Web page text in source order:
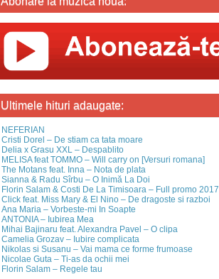
Ultimele hituri adaugate:
NEFERIAN
Cristi Dorel – De stiam ca tata moare
Delia x Grasu XXL – Despablito
MELISA feat TOMMO – Will carry on [Versuri romana]
The Motans feat. Inna – Nota de plata
Sianna & Radu Sîrbu – O Inimă La Doi
Florin Salam & Costi De La Timisoara – Full promo 2017
Click feat. Miss Mary & El Nino – De dragoste si razboi
Ana Maria – Vorbeste-mi In Soapte
ANTONIA – Iubirea Mea
Mihai Bajinaru feat. Alexandra Pavel – O clipa
Camelia Grozav – Iubire complicata
Nikolas si Susanu – Vai mama ce forme frumoase
Nicolae Guta – Ti-as da ochii mei
Florin Salam – Regele tau